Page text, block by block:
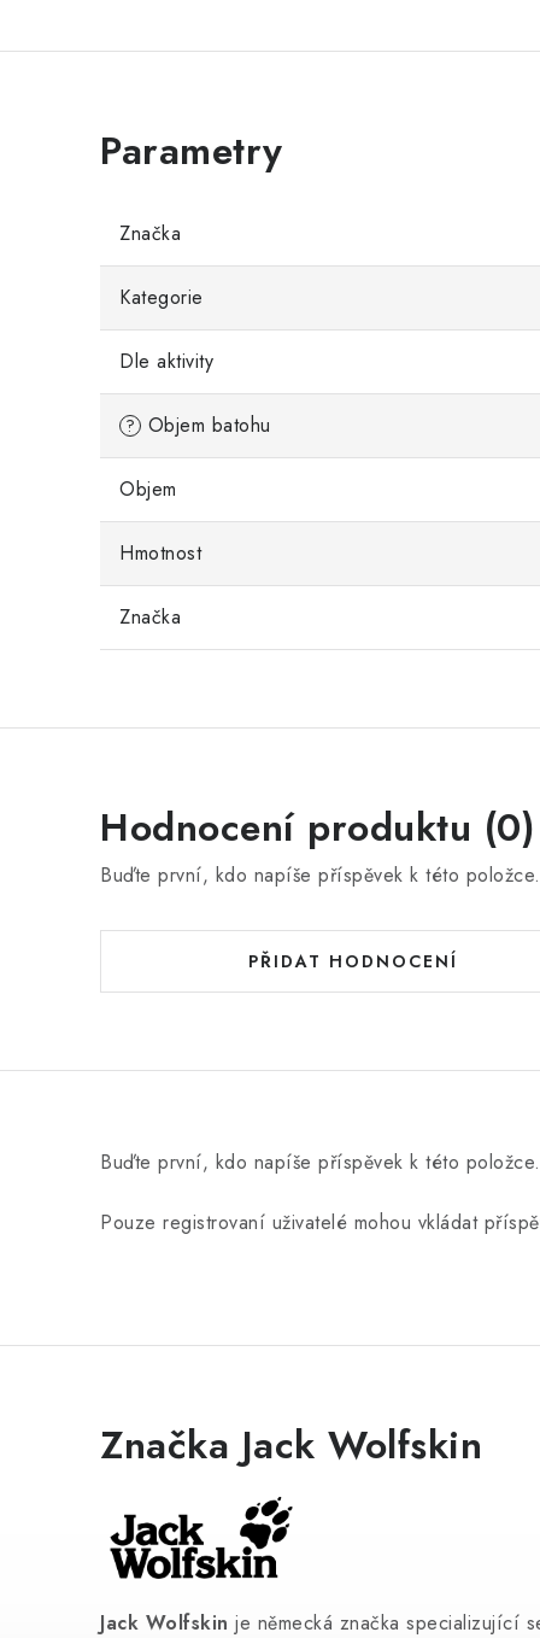
Značka
Kategorie
Dle aktivity
? Objem batohu
Objem
Hmotnost
Značka
Hodnocení produktu (0)
Buďte první, kdo napíše příspěvek k této položce.
PŘIDAT HODNOCENÍ
Buďte první, kdo napíše příspěvek k této položce.
Pouze registrovaní uživatelé mohou vkládat
Značka Jack Wolfskin
Jack Wolfskin je německá značka specializující